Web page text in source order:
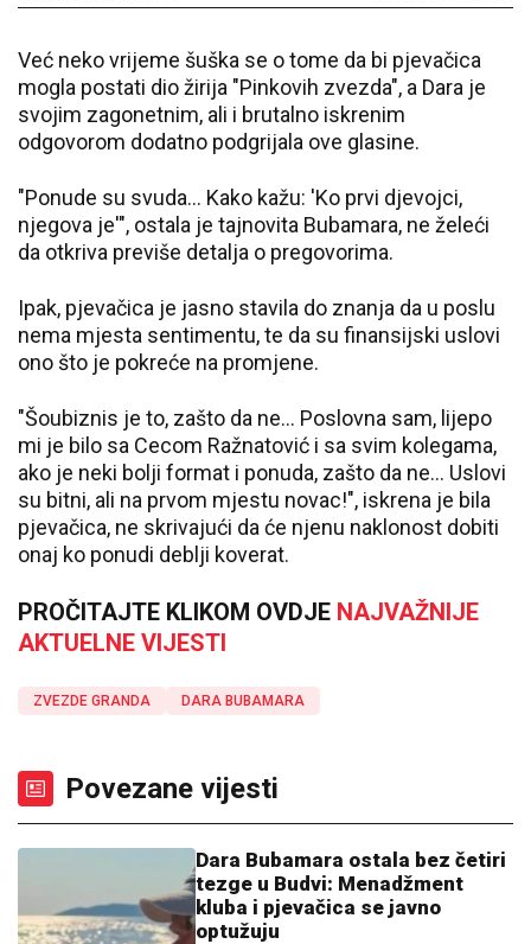
Već neko vrijeme šuška se o tome da bi pjevačica
mogla postati dio žirija "Pinkovih zvezda", a Dara je
svojim zagonetnim, ali i brutalno iskrenim
odgovorom dodatno podgrijala ove glasine.
"Ponude su svuda... Kako kažu: 'Ko prvi djevojci,
njegova je'", ostala je tajnovita Bubamara, ne želeći
da otkriva previše detalja o pregovorima.
Ipak, pjevačica je jasno stavila do znanja da u poslu
nema mjesta sentimentu, te da su finansijski uslovi
ono što je pokreće na promjene.
"Šoubiznis je to, zašto da ne... Poslovna sam, lijepo
mi je bilo sa Cecom Ražnatović i sa svim kolegama,
ako je neki bolji format i ponuda, zašto da ne... Uslovi
su bitni, ali na prvom mjestu novac!", iskrena je bila
pjevačica, ne skrivajući da će njenu naklonost dobiti
onaj ko ponudi deblji koverat.
PROČITAJTE KLIKOM OVDJE NAJVAŽNIJE
AKTUELNE VIJESTI
ZVEZDE GRANDA DARA BUBAMARA
Povezane vijesti
Dara Bubamara ostala bez četiri
tezge u Budvi: Menadžment
kluba i pjevačica se javno
optužuju